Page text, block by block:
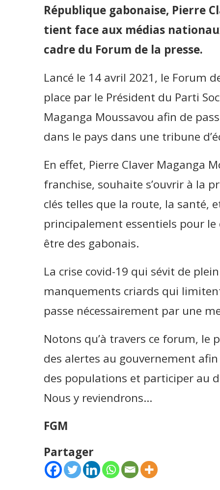
République gabonaise, Pierre
tient face aux médias
cadre du Forum de la presse.
Lancé le 14 avril 2021, le Forum
place par le Président du Parti
Maganga Moussavou afin de
dans le pays dans une tribune
En effet, Pierre Claver Maganga
franchise, souhaite s’ouvrir à la
clés telles que la route, la santé,
principalement essentiels pour
être des gabonais.
La crise covid-19 qui sévit de
manquements criards qui
passe nécessairement par une
Notons qu’à travers ce forum, le
des alertes au gouvernement
des populations et participer au
Nous y reviendrons…
FGM
Partager